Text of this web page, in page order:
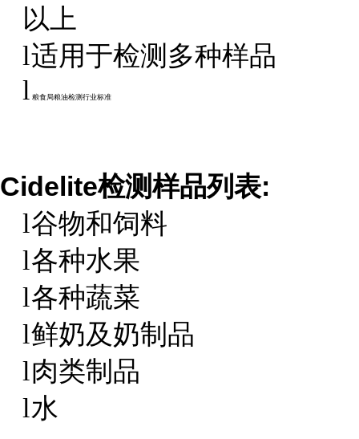
以上
l适用于检测多种样品
l 粮食局粮油检测行业标准
Cidelite检测样品列表:
l谷物和饲料
l各种水果
l各种蔬菜
l鲜奶及奶制品
l肉类制品
l水